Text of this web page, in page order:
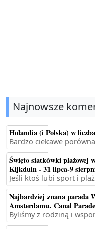
Najnowsze
Holandia (i Polska) w
Bardzo ciekawe
Święto siatkówki plażowej
Kijkduin - 31 lipca-9
Jeśli ktoś lubi sport i
Najbardziej znana parada
Amsterdamu. Canal
Byliśmy z rodziną i